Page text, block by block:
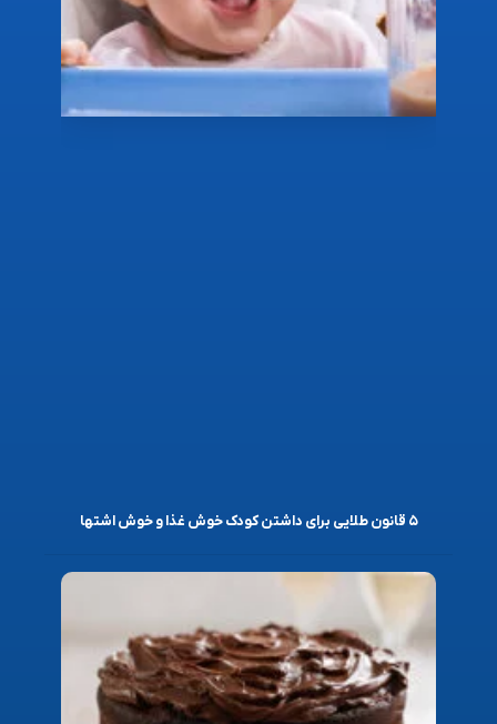
۵ قانون طلایی برای داشتن کودک خوش غذا و خوش اشتها